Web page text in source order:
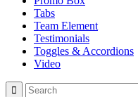
Tabs
Team Element
Testimonials
Toggles & Accordions
Video